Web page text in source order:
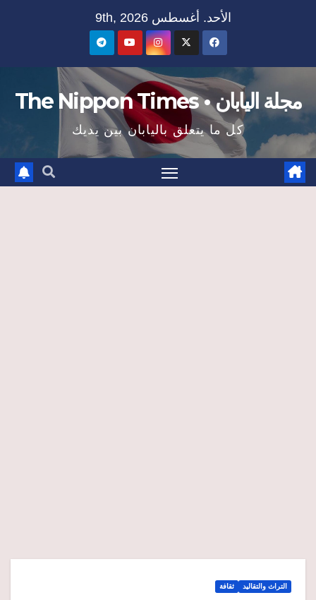
الأحد. أغسطس 9th, 2026
مجلة اليابان • The Nippon Times
كل ما يتعلق باليابان بين يديك
التراث والتقاليد ثقافة